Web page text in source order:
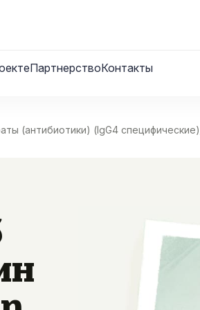
ПартнерствоКонтакты
(антибиотики) (IgG4 специфические)